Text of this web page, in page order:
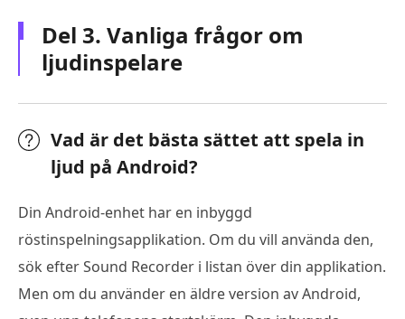
Del 3. Vanliga frågor om
ljudinspelare
Vad är det bästa sättet att spela in
ljud på Android?
Din Android-enhet har en inbyggd
röstinspelningsapplikation. Om du vill använda den,
sök efter Sound Recorder i listan över din applikation.
Men om du använder en äldre version av Android,